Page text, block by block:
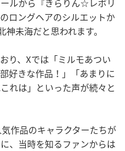
ルから『きらりん☆レボリ
ロングヘアのシルエットか
未海だと思われます。
り、Xでは「ミルモあつい
好きな作品！」「あまりに
れは」といった声が続々と
作品のキャラクターたちが
、当時を知るファンからは